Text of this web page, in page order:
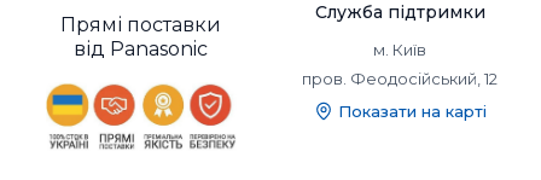
Прямі поставки
від Panasonic
Служба підтримки
м. Київ
пров. Феодосійський, 12
Показати на карті